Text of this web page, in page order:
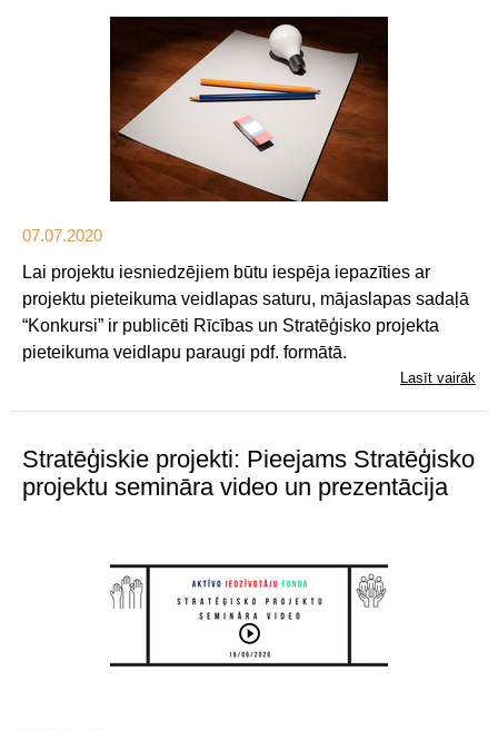
07.07.2020
Lai projektu iesniedzējiem būtu iespēja iepazīties ar
projektu pieteikuma veidlapas saturu, mājaslapas sadaļā
“Konkursi” ir publicēti Rīcības un Stratēģisko projekta
pieteikuma veidlapu paraugi pdf. formātā.
Lasīt vairāk
Stratēģiskie projekti: Pieejams Stratēģisko
projektu semināra video un prezentācija